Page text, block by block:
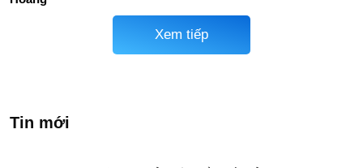
Thức Ăn Nhanh
Hoàng